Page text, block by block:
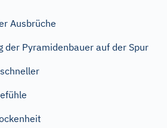
Ausbrüche
der Pyramidenbauer auf der Spur